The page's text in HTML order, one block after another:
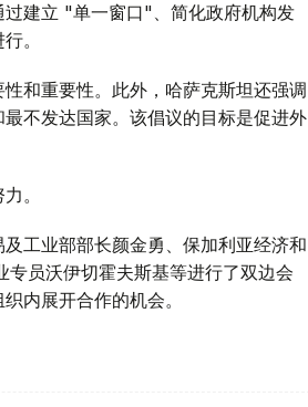
建立 "单一窗口"、简化政府机构发
。
和重要性。此外，哈萨克斯坦还强调
不发达国家。该倡议的目标是促进外
。
工业部部长颜金勇、保加利亚经济和
专员沃伊切霍夫斯基等进行了双边会
内展开合作的机会。